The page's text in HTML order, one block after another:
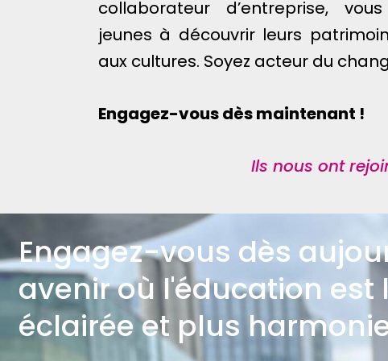
collaborateur d’entreprise,
jeunes à découvrir leurs
aux cultures. Soyez acteur du
Engagez-vous dès maintenant !
Ils nous ont
Engagez-vous dès
avenir où l'éducation est
éclairée et plus